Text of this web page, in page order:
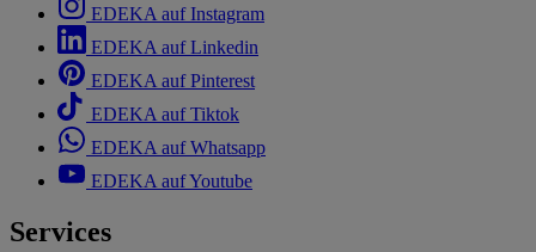
EDEKA auf Instagram
EDEKA auf Linkedin
EDEKA auf Pinterest
EDEKA auf Tiktok
EDEKA auf Whatsapp
EDEKA auf Youtube
Services